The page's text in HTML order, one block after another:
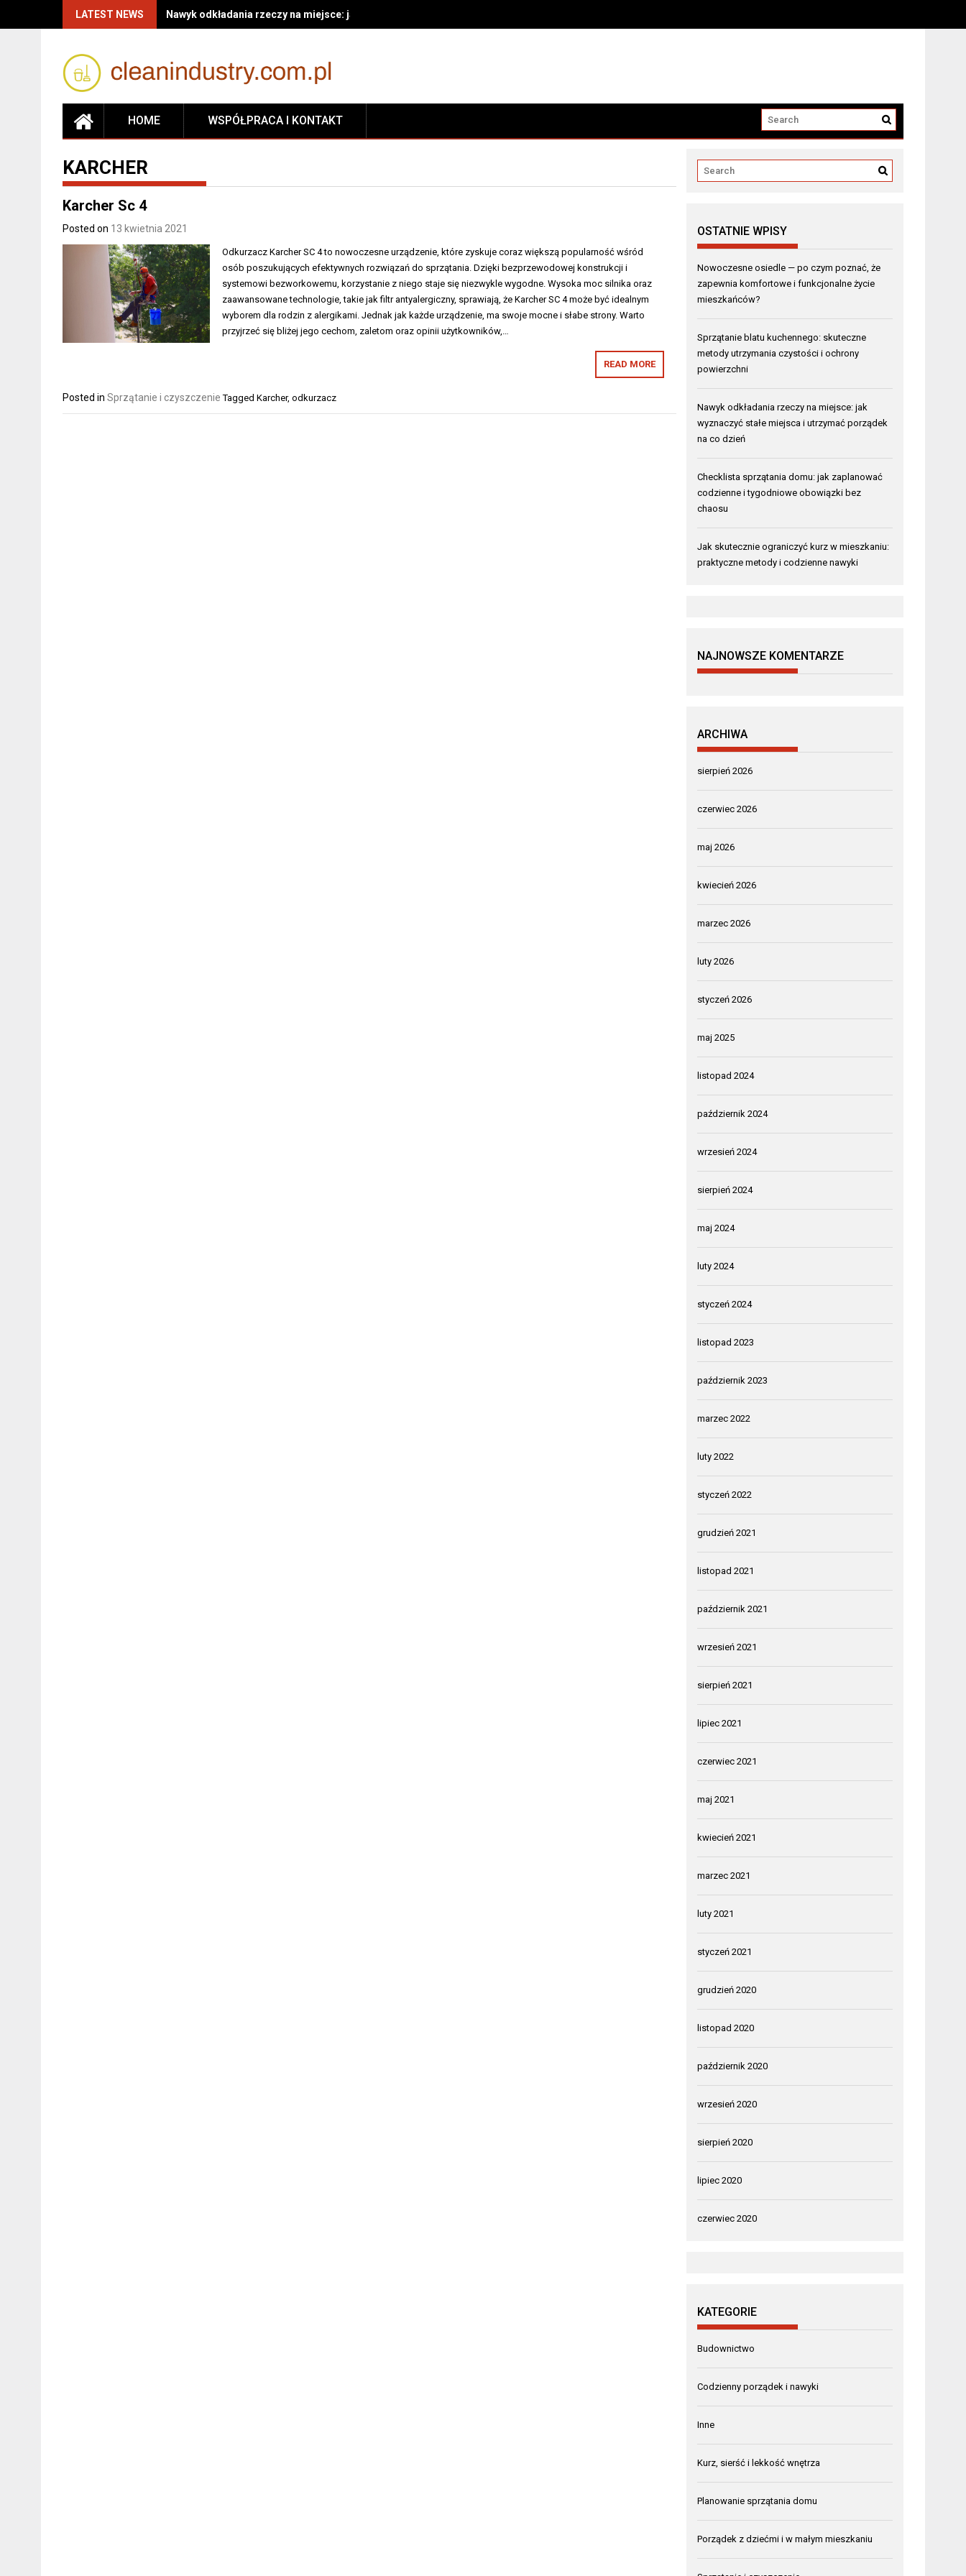
LATEST NEWS Nawyk odkładania rzeczy na miejsce: jak wyznaczyć stałe miejsca i utrzymać porządek na co dzień
HOME WSPÓŁPRACA I KONTAKT
KARCHER
Karcher Sc 4
Posted on 13 kwietnia 2021
Odkurzacz Karcher SC 4 to nowoczesne urządzenie, które zyskuje coraz większą popularność wśród
osób poszukujących efektywnych rozwiązań do sprzątania. Dzięki bezprzewodowej konstrukcji i
systemowi bezworkowemu, korzystanie z niego staje się niezwykle wygodne. Wysoka moc silnika oraz
zaawansowane technologie, takie jak filtr antyalergiczny, sprawiają, że Karcher SC 4 może być idealnym
wyborem dla rodzin z alergikami. Jednak jak każde urządzenie, ma swoje mocne i słabe strony. Warto
przyjrzeć się bliżej jego cechom, zaletom oraz opinii użytkowników,…
READ MORE
Posted in Sprzątanie i czyszczenie Tagged Karcher, odkurzacz
OSTATNIE WPISY
Nowoczesne osiedle — po czym poznać, że
zapewnia komfortowe i funkcjonalne życie
mieszkańców?
Sprzątanie blatu kuchennego: skuteczne
metody utrzymania czystości i ochrony
powierzchni
Nawyk odkładania rzeczy na miejsce: jak
wyznaczyć stałe miejsca i utrzymać porządek
na co dzień
Checklista sprzątania domu: jak zaplanować
codzienne i tygodniowe obowiązki bez
chaosu
Jak skutecznie ograniczyć kurz w mieszkaniu:
praktyczne metody i codzienne nawyki
NAJNOWSZE KOMENTARZE
ARCHIWA
sierpień 2026
czerwiec 2026
maj 2026
kwiecień 2026
marzec 2026
luty 2026
styczeń 2026
maj 2025
listopad 2024
październik 2024
wrzesień 2024
sierpień 2024
maj 2024
luty 2024
styczeń 2024
listopad 2023
październik 2023
marzec 2022
luty 2022
styczeń 2022
grudzień 2021
listopad 2021
październik 2021
wrzesień 2021
sierpień 2021
lipiec 2021
czerwiec 2021
maj 2021
kwiecień 2021
marzec 2021
luty 2021
styczeń 2021
grudzień 2020
listopad 2020
październik 2020
wrzesień 2020
sierpień 2020
lipiec 2020
czerwiec 2020
KATEGORIE
Budownictwo
Codzienny porządek i nawyki
Inne
Kurz, sierść i lekkość wnętrza
Planowanie sprzątania domu
Porządek z dziećmi i w małym mieszkaniu